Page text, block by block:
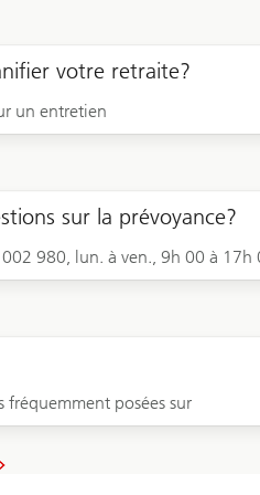
votre retraite?
un entretien
sur la prévoyance?
980, lun. à ven., 9h 00 à 17h
fréquemment posées sur